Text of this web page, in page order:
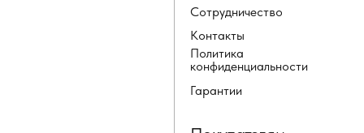
Сотрудничество
Контакты
Политика
конфиденциальности
Гарантии